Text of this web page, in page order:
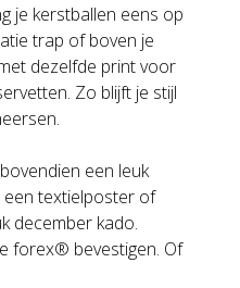
je kerstballen eens op
trap of boven je
dezelfde print voor
Zo blijft je stijl
een leuk
textielposter of
december kado.
forex® bevestigen. Of